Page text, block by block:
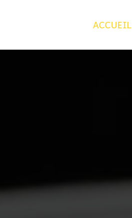
ACCUEIL